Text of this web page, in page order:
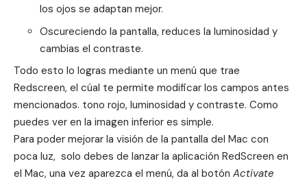
los ojos se adaptan mejor.
Oscureciendo la pantalla, reduces la luminosidad y
cambias el contraste.
Todo esto lo logras mediante un menú que trae
Redscreen, el cúal te permite modificar los campos antes
mencionados. tono rojo, luminosidad y contraste. Como
puedes ver en la imagen inferior es simple.
Para poder mejorar la visión de la pantalla del Mac con
poca luz, solo debes de lanzar la aplicación RedScreen en
el Mac, una vez aparezca el menú, da al botón Activate